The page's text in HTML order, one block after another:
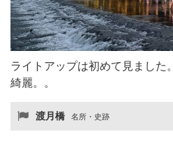
ライトアップは初めて見ました。
綺麗。。
渡月橋 名所・史跡